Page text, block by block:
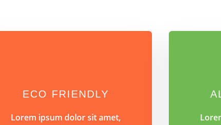
ECO FRIENDLY
Lorem ipsum dolor sit amet,